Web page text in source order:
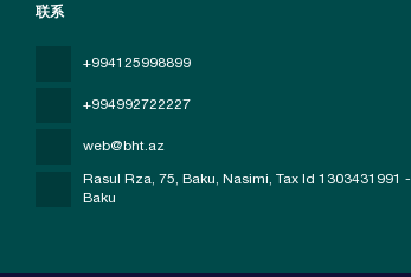
联系
+994125998899
+994992722227
web@bht.az
Rasul Rza, 75, Baku, Nasimi, Tax Id 1303431991 -
Baku